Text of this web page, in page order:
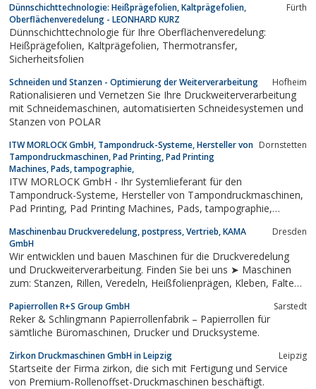
Dünnschichttechnologie: Heißprägefolien, Kaltprägefolien,
Oberflächenveredelung - LEONHARD KURZ
Fürth
Dünnschichttechnologie für Ihre Oberflächenveredelung:
Heißprägefolien, Kaltprägefolien, Thermotransfer,
Sicherheitsfolien
Schneiden und Stanzen - Optimierung der Weiterverarbeitung Hofheim
Rationalisieren und Vernetzen Sie Ihre Druckweiterverarbeitung
mit Schneidemaschinen, automatisierten Schneidesystemen und
Stanzen von POLAR
ITW MORLOCK GmbH, Tampondruck-Systeme, Hersteller von
Tampondruckmaschinen, Pad Printing, Pad Printing
Machines, Pads, tampographie,
Dornstetten
ITW MORLOCK GmbH - Ihr Systemlieferant für den
Tampondruck-Systeme, Hersteller von Tampondruckmaschinen,
Pad Printing, Pad Printing Machines, Pads, tampographie,
Maschinenbau Druckveredelung, postpress, Vertrieb, KAMA
GmbH
Dresden
Wir entwicklen und bauen Maschinen für die Druckveredelung
und Druckweiterverarbeitung. Finden Sie bei uns ➤ Maschinen
zum: Stanzen, Rillen, Veredeln, Heißfolienprägen, Kleben, Falten,
Veredelungsbetriebe, Verpackungshersteller, web2print,
web3pack. Effiziente Maschinen...
Papierrollen R+S Group GmbH Sarstedt
Reker & Schlingmann Papierrollenfabrik – Papierrollen für
sämtliche Büromaschinen, Drucker und Drucksysteme.
Zirkon Druckmaschinen GmbH in Leipzig Leipzig
Startseite der Firma zirkon, die sich mit Fertigung und Service
von Premium-Rollenoffset-Druckmaschinen beschäftigt.